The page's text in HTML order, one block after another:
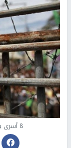
8 أسرى يدخلون أعواماً جديدة في سجون الاحتلال